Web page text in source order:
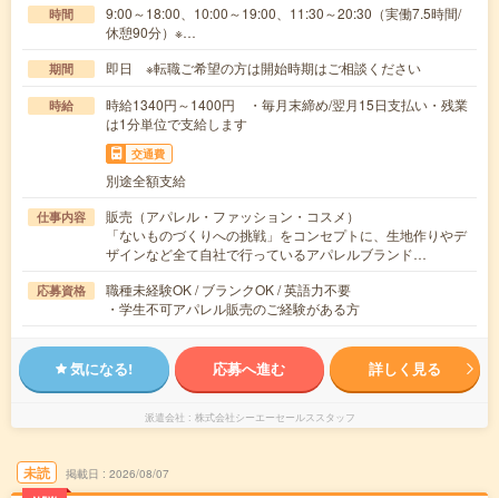
時間
9:00～18:00、10:00～19:00、11:30～20:30（実働7.5時間/
休憩90分）※…
期間 即日 ※転職ご希望の方は開始時期はご相談ください
時給
時給1340円～1400円 ・毎月末締め/翌月15日支払い・残業
は1分単位で支給します
交通費
別途全額支給
仕事内容
販売（アパレル・ファッション・コスメ）
「ないものづくりへの挑戦」をコンセプトに、生地作りやデ
ザインなど全て自社で行っているアパレルブランド…
応募資格
職種未経験OK / ブランクOK / 英語力不要
・学生不可アパレル販売のご経験がある方
気になる! 応募へ進む 詳しく見る
派遣会社 株式会社シーエーセールススタッフ
未読 掲載日 2026/08/07